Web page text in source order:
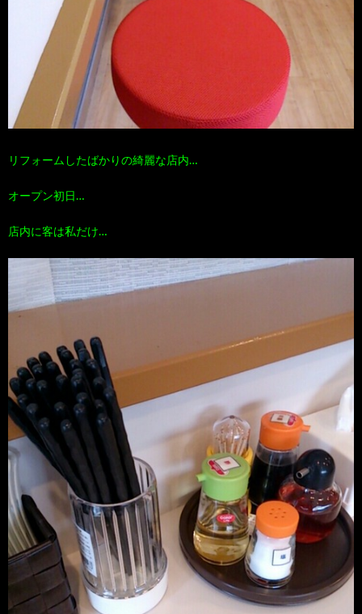
リフォームしたばかりの綺麗な店内…
オープン初日…
店内に客は私だけ…